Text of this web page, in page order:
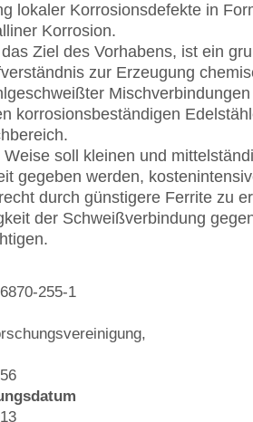
lokaler Korrosionsdefekte in
Korrosion.
Ziel des Vorhabens, ist ein
zur Erzeugung
korrosionsbeständigen
Weise soll kleinen und
gegeben werden,
durch günstigere Ferrite zu
der Schweißverbindung
255-1